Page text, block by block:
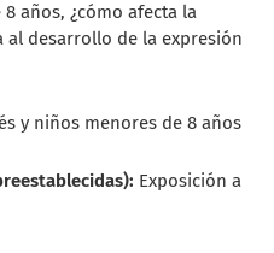
años, ¿cómo afecta la
al desarrollo de la expresión
y niños menores de 8 años
Exposición a